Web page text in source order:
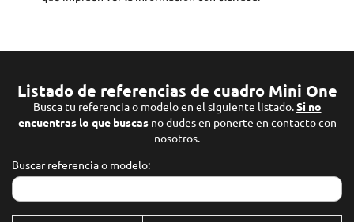
Listado de referencias de cuadro Mini One
Busca tu referencia o modelo en el siguiente listado.Si no
encuentras lo que buscasno dudes en ponerte en contacto con
nosotros.
Buscar referencia o modelo: